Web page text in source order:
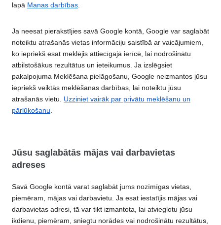
lapā Manas darbības
Ja neesat pierakstījies savā Google kontā, Google var saglabāt
noteiktu atrašanās vietas informāciju saistībā ar vaicājumiem,
ko iepriekš esat meklējis attiecīgajā ierīcē, lai nodrošinātu
atbilstošākus rezultātus un ieteikumus. Ja izslēgsiet
pakalpojuma Meklēšana pielāgošanu, Google neizmantos jūsu
iepriekš veiktās meklēšanas darbības, lai noteiktu jūsu
atrašanās vietu. Uzziniet vairāk par privātu meklēšanu un
pārlūkošanu
Jūsu saglabātās mājas vai darbavietas
adreses
Savā Google kontā varat saglabāt jums nozīmīgas vietas,
piemēram, mājas vai darbavietu. Ja esat iestatījis mājas vai
darbavietas adresi, tā var tikt izmantota, lai atvieglotu jūsu
ikdienu, piemēram, sniegtu norādes vai nodrošinātu rezultātus,